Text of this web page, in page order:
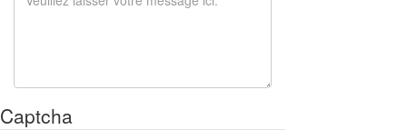
Captcha